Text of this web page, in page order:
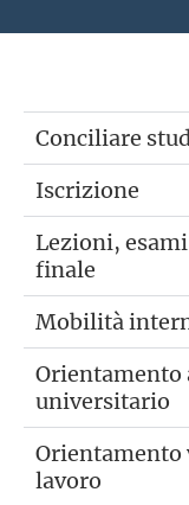
Conciliare
Iscrizione
Lezioni,
finale
Mobilità
Orientamento
universitario
Orientamento
lavoro